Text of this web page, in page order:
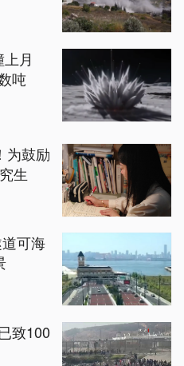
月
吨
为鼓励
生
可海
致100